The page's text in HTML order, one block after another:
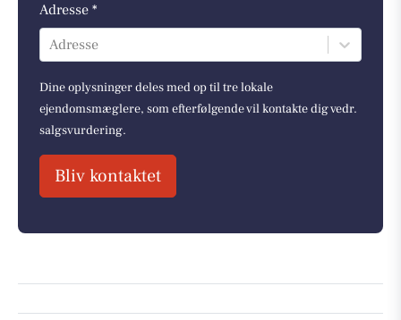
Adresse *
Adresse
Dine oplysninger deles med op til tre lokale
ejendomsmæglere, som efterfølgende vil kontakte dig vedr.
salgsvurdering.
Bliv kontaktet